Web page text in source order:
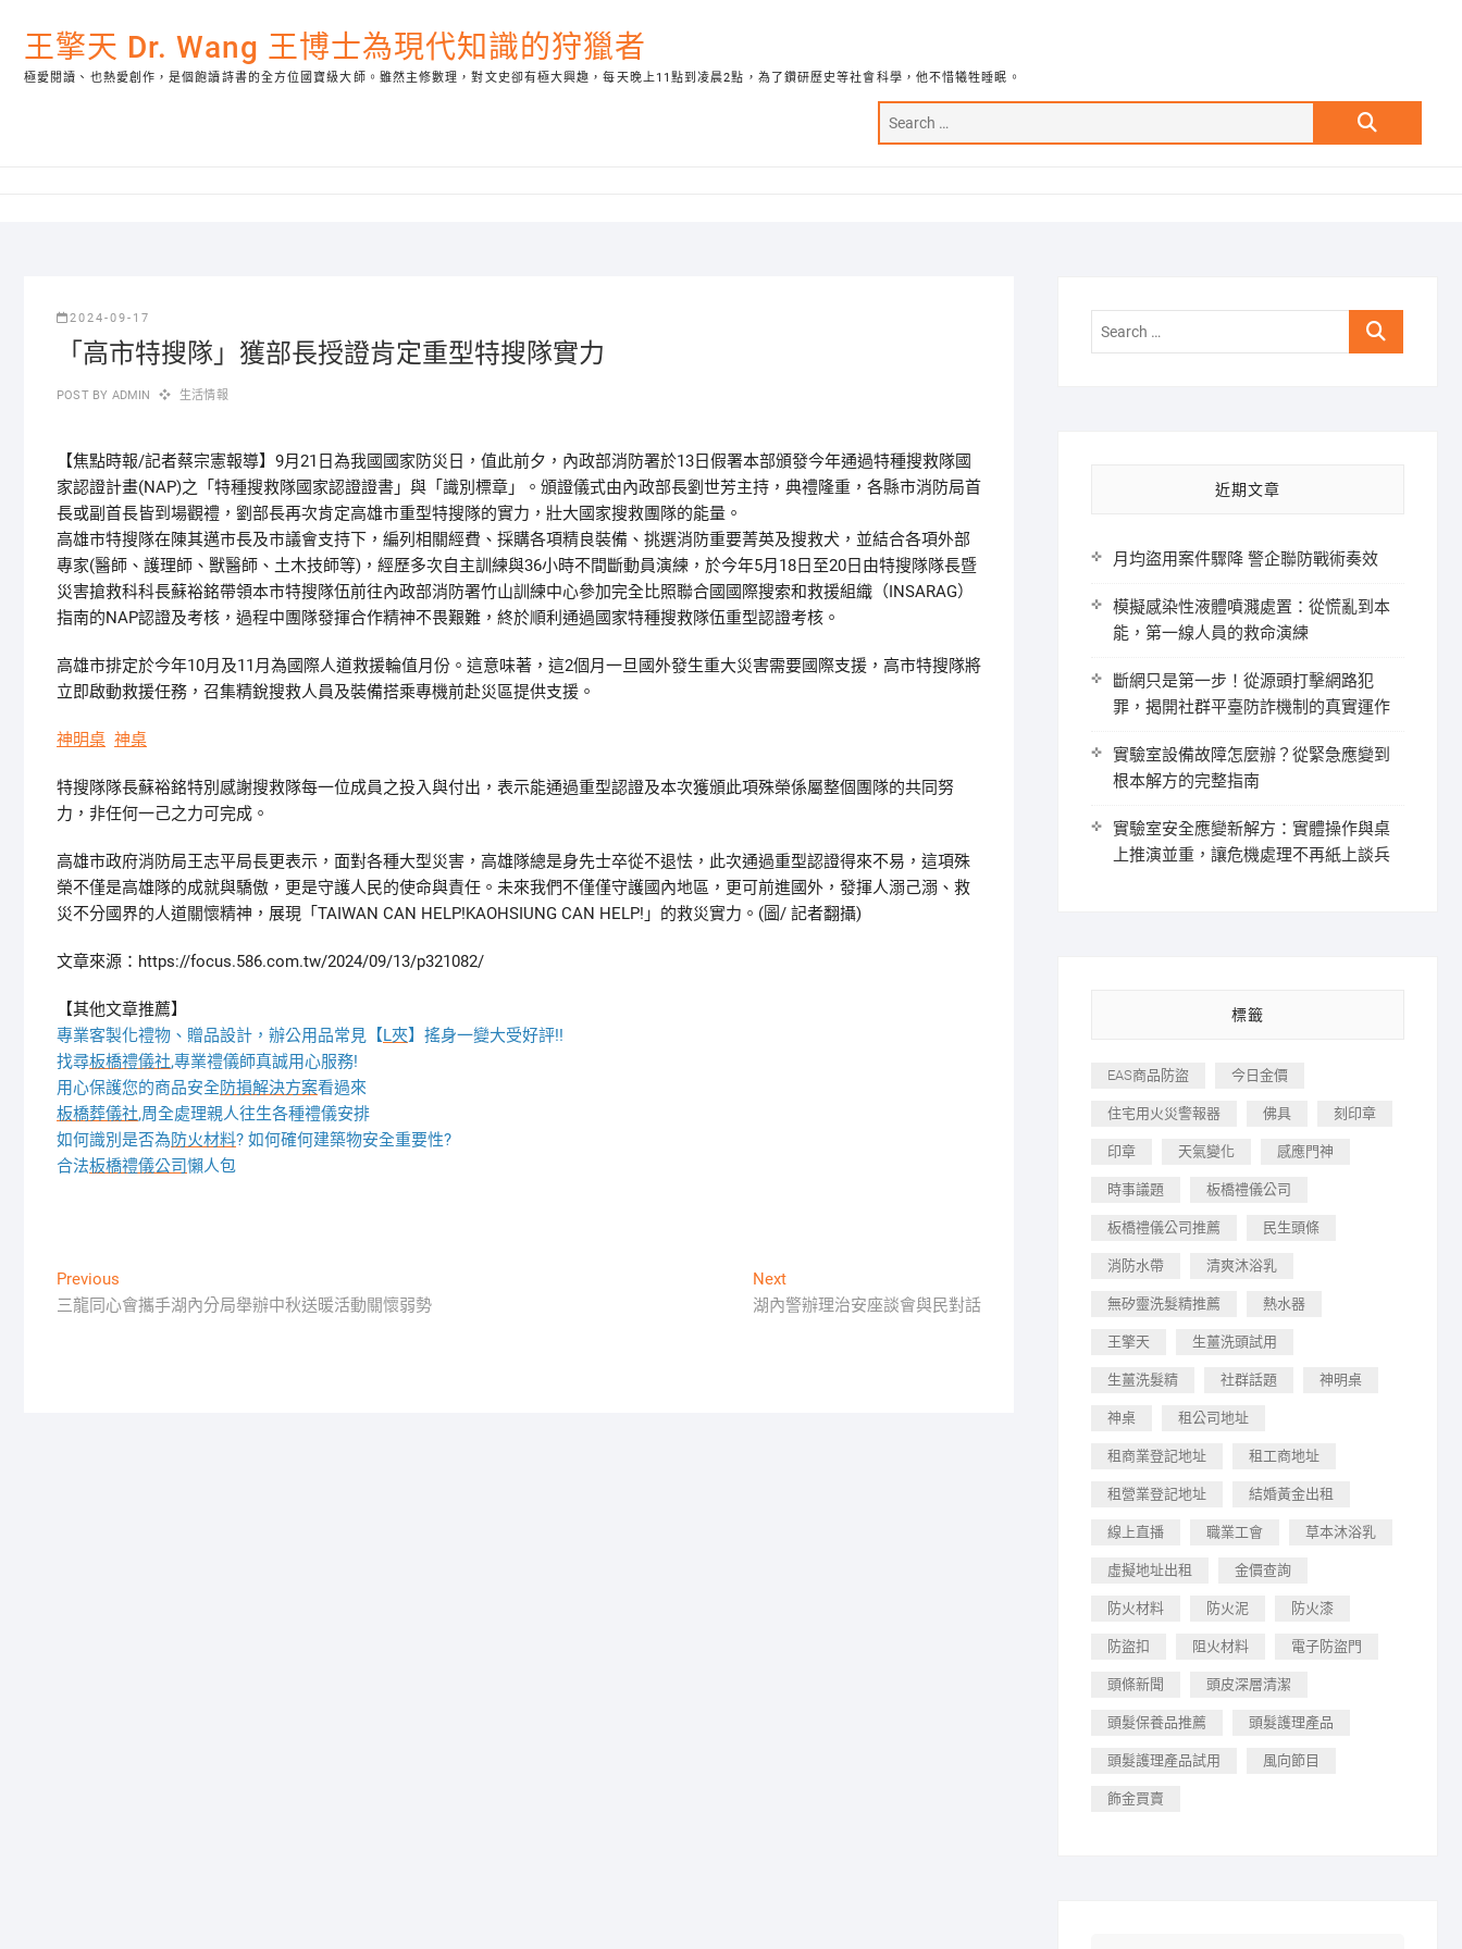
content王擎天 Dr. Wang 王博士為現代知識的狩獵者
極愛閱讀、也熱愛創作，是個飽讀詩書的全方位國寶級大師。雖然主修數理，對文史卻有極大興趣，每天晚上11點到凌晨2點，為了鑽研歷史等社會科學，他不惜犧牲睡眠。
Search
2024-09-17
「高市特搜隊」獲部長授證肯定重型特搜隊實力
POST BY ADMIN 生活情報
【焦點時報/記者蔡宗憲報導】9月21日為我國國家防災日，值此前夕，內政部消防署於13日假署本部頒發今年通過特種搜救隊國
家認證計畫(NAP)之「特種搜救隊國家認證證書」與「識別標章」。頒證儀式由內政部長劉世芳主持，典禮隆重，各縣市消防局首
長或副首長皆到場觀禮，劉部長再次肯定高雄市重型特搜隊的實力，壯大國家搜救團隊的能量。
高雄市特搜隊在陳其邁市長及市議會支持下，編列相關經費、採購各項精良裝備、挑選消防重要菁英及搜救犬，並結合各項外部
專家(醫師、護理師、獸醫師、土木技師等)，經歷多次自主訓練與36小時不間斷動員演練，於今年5月18日至20日由特搜隊隊長暨
災害搶救科科長蘇裕銘帶領本市特搜隊伍前往內政部消防署竹山訓練中心參加完全比照聯合國國際搜索和救援組織（INSARAG）
指南的NAP認證及考核，過程中團隊發揮合作精神不畏艱難，終於順利通過國家特種搜救隊伍重型認證考核。
高雄市排定於今年10月及11月為國際人道救援輪值月份。這意味著，這2個月一旦國外發生重大災害需要國際支援，高市特搜隊將
立即啟動救援任務，召集精銳搜救人員及裝備搭乘專機前赴災區提供支援。
神明桌 神桌
特搜隊隊長蘇裕銘特別感謝搜救隊每一位成員之投入與付出，表示能通過重型認證及本次獲頒此項殊榮係屬整個團隊的共同努
力，非任何一己之力可完成。
高雄市政府消防局王志平局長更表示，面對各種大型災害，高雄隊總是身先士卒從不退怯，此次通過重型認證得來不易，這項殊
榮不僅是高雄隊的成就與驕傲，更是守護人民的使命與責任。未來我們不僅僅守護國內地區，更可前進國外，發揮人溺己溺、救
災不分國界的人道關懷精神，展現「TAIWAN CAN HELP!KAOHSIUNG CAN HELP!」的救災實力。(圖/ 記者翻攝)
文章來源：https://focus.586.com.tw/2024/09/13/p321082/
【其他文章推薦】
專業客製化禮物、贈品設計，辦公用品常見【L夾】搖身一變大受好評!!
找尋板橋禮儀社,專業禮儀師真誠用心服務!
用心保護您的商品安全防損解決方案看過來
板橋葬儀社,周全處理親人往生各種禮儀安排
如何識別是否為防火材料? 如何確何建築物安全重要性?
合法板橋禮儀公司懶人包
文
章
Previous
post:
三龍同心會攜手湖內分局舉辦中秋送暖活動關懷弱勢
NextNext
post:
湖內警辦理治安座談會與民對話
Search
近期文章
月均盜用案件驟降 警企聯防戰術奏效
模擬感染性液體噴濺處置：從慌亂到本
能，第一線人員的救命演練
斷網只是第一步！從源頭打擊網路犯
罪，揭開社群平臺防詐機制的真實運作
實驗室設備故障怎麼辦？從緊急應變到
根本解方的完整指南
實驗室安全應變新解方：實體操作與桌
上推演並重，讓危機處理不再紙上談兵
標籤
EAS商品防盜 今日金價
住宅用火災警報器 佛具 刻印章
印章 天氣變化 感應門神
時事議題 板橋禮儀公司
板橋禮儀公司推薦 民生頭條
消防水帶 清爽沐浴乳
無矽靈洗髮精推薦 熱水器
王擎天 生薑洗頭試用
生薑洗髮精 社群話題 神明桌
神桌 租公司地址
租商業登記地址 租工商地址
租營業登記地址 結婚黃金出租
線上直播 職業工會 草本沐浴乳
虛擬地址出租 金價查詢
防火材料 防火泥 防火漆
防盜扣 阻火材料 電子防盜門
頭條新聞 頭皮深層清潔
頭髮保養品推薦 頭髮護理產品
頭髮護理產品試用 風向節目
飾金買賣